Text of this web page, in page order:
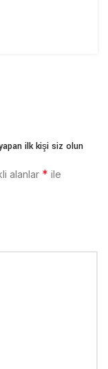
ilk kişi siz olun
alanlar * ile